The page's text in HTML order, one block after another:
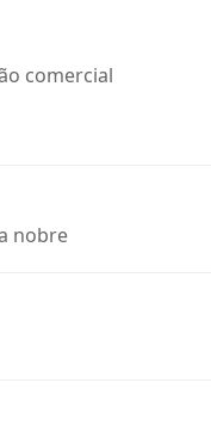
comercial
nobre